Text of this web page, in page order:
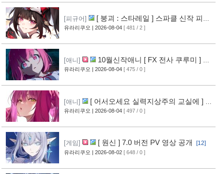
[피규어]
[ 붕괴 : 스타레일 ] 스파클 신작 피규
어 공개
[8]
유라리쿠오 | 2026-08-04 [ 481 / 2 ]
[애니]
10월신작애니 [ FX 전사 쿠루미 ] PV
영상 공개
[9]
유라리쿠오 | 2026-08-04 [ 475 / 0 ]
[애니]
[ 어서오세요 실력지상주의 교실에 ] 블
루레이 VOL.2 표지 공개 [10]
유라리쿠오 | 2026-08-04 [ 497 / 0 ]
[게임] [ 원신 ] 7.0 버전 PV 영상 공개 [12]
유라리쿠오 | 2026-08-02 [ 648 / 0 ]